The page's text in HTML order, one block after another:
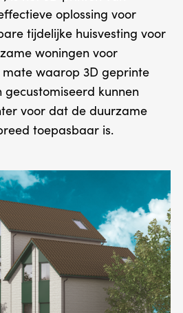
oplossing voor
tijdelijke huisvesting voor
woningen voor
waarop 3D geprinte
kunnen
voor dat de duurzame
toepasbaar is.